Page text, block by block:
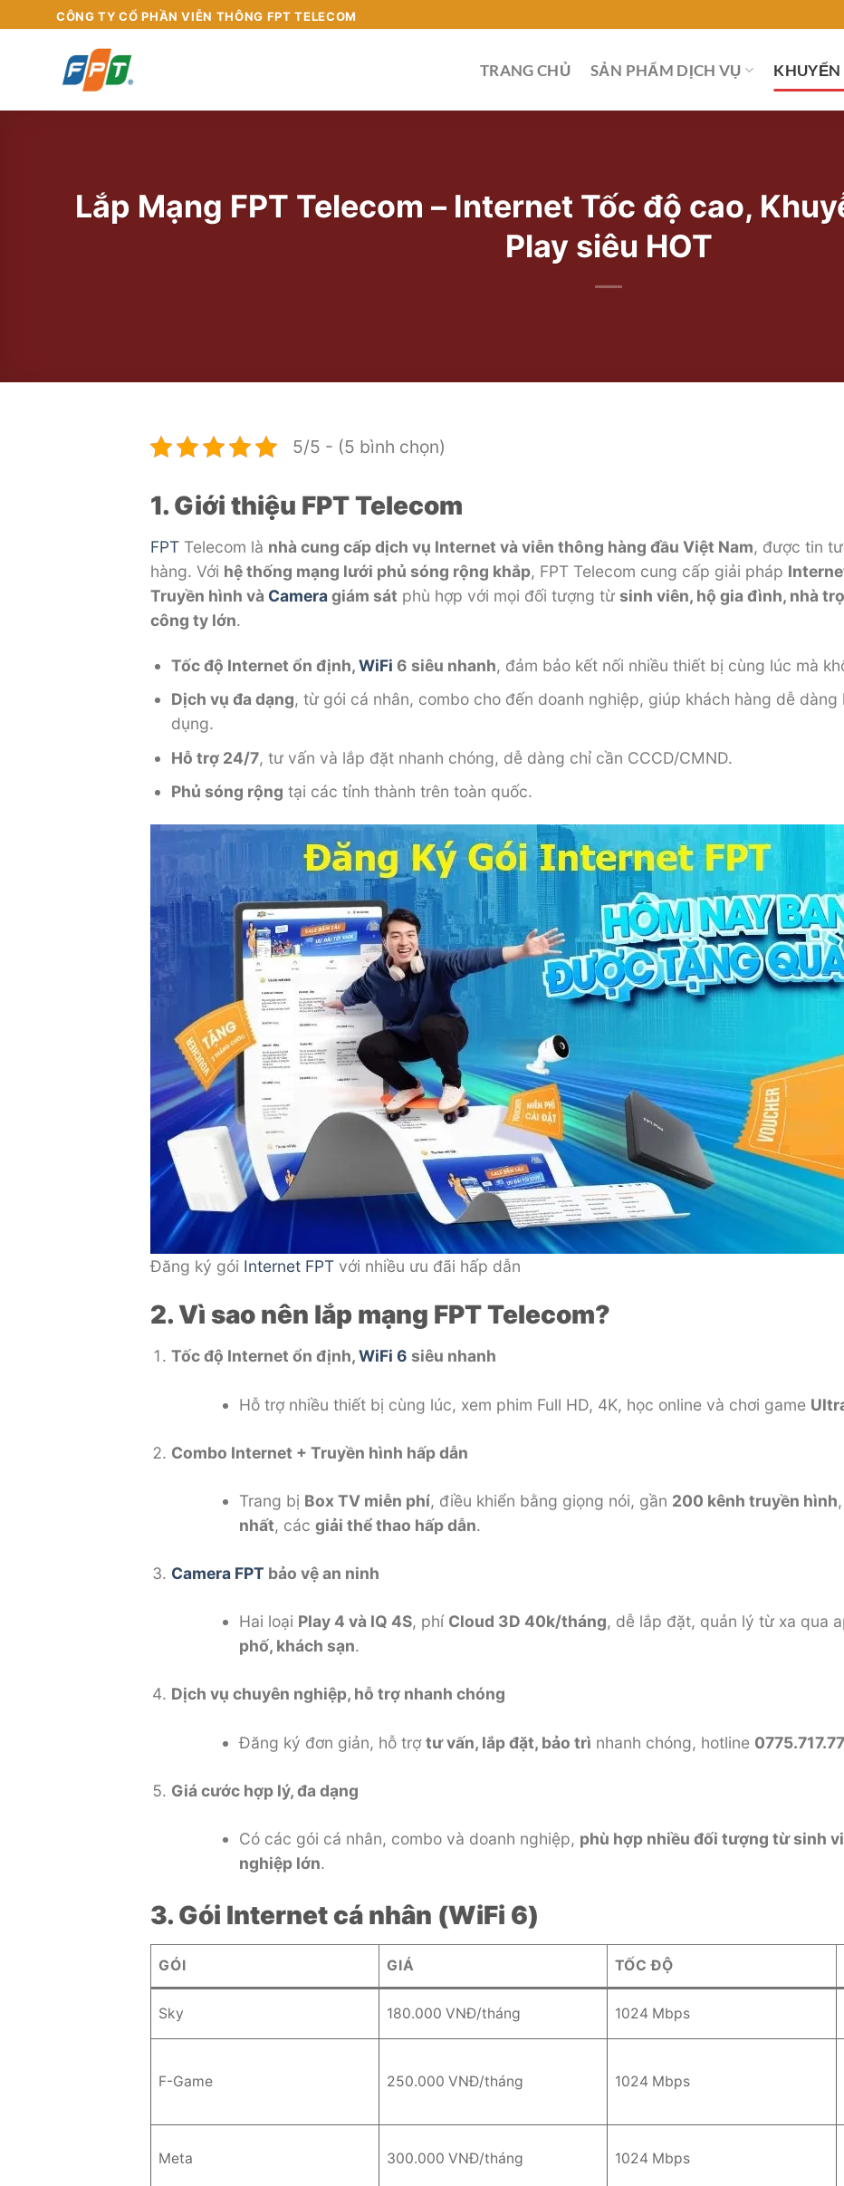
CÔNG TY CỔ PHẦN VIỄN THÔNG FPT TELECOM
TRANG CHỦ SẢN PHẨM DỊCH VỤ
Lắp Mạng FPT Telecom – Internet Tốc độ cao,
Play siêu HOT
5/5 - (5 bình chọn)
1. Giới thiệu FPT Telecom
FPT Telecom là nhà cung cấp dịch vụ Internet và viễn thông hàng đầu Việt Nam, được tin
hàng. Với hệ thống mạng lưới phủ sóng rộng khắp, FPT Telecom cung cấp giải pháp
Truyền hình và Cameragiám sát phù hợp với mọi đối tượng từsinh viên, hộ gia đình, nhà
công ty lớn.
Tốc độ Internet ổn định,WiFi 6 siêu nhanh, đảm bảo kết nối nhiều thiết bị cùng lúc mà
Dịch vụ đa dạng, từ gói cá nhân, combo cho đến doanh nghiệp, giúp khách hàng dễ
dụng.
Hỗ trợ 24/7, tư vấn và lắp đặt nhanh chóng, dễ dàng chỉ cần CCCD/CMND.
Phủ sóng rộng tại các tỉnh thành trên toàn quốc.
Đăng ký gói Internet FPT với nhiều ưu đãi hấp dẫn
2. Vì sao nên lắp mạng FPT Telecom?
Tốc độ Internet ổn định,WiFi 6 siêu nhanh
Hỗ trợ nhiều thiết bị cùng lúc, xem phim Full HD, 4K, học online và chơi game
Combo Internet + Truyền hình hấp dẫn
Trang bị Box TV miễn phí, điều khiển bằng giọng nói, gần 200 kênh truyền hình
nhất, các giải thể thao hấp dẫn.
Camera FPT bảo vệ an ninh
Hai loại Play 4 và IQ 4S, phí Cloud 3D 40k/tháng, dễ lắp đặt, quản lý từ xa qua
phố, khách sạn.
Dịch vụ chuyên nghiệp, hỗ trợ nhanh chóng
Đăng ký đơn giản, hỗ trợtư vấn, lắp đặt, bảo trì nhanh chóng, hotline
Giá cước hợp lý, đa dạng
Có các gói cá nhân, combo và doanh nghiệp, phù hợp nhiều đối tượng từ sinh
nghiệp lớn.
3. Gói Internet cá nhân (WiFi 6)
GÓI GIÁ TỐC ĐỘ
Sky 180.000 VNĐ/tháng 1024 Mbps
F-Game 250.000 VNĐ/tháng 1024 Mbps
Meta 300.000 VNĐ/tháng 1024 Mbps